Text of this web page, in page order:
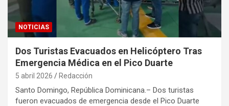
NOTICIAS
Dos Turistas Evacuados en Helicóptero Tras
Emergencia Médica en el Pico Duarte
5 abril 2026 Redacción
Santo Domingo, República Dominicana.– Dos turistas
fueron evacuados de emergencia desde el Pico Duarte